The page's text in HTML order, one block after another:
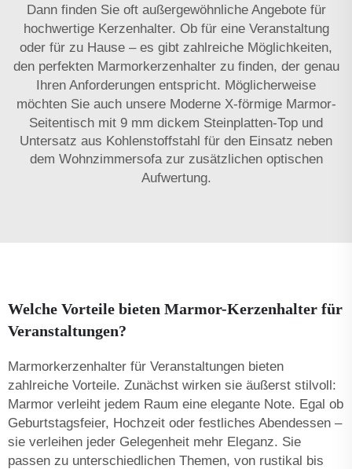
Dann finden Sie oft außergewöhnliche Angebote für
hochwertige Kerzenhalter. Ob für eine Veranstaltung
oder für zu Hause – es gibt zahlreiche Möglichkeiten,
den perfekten Marmorkerzenhalter zu finden, der genau
Ihren Anforderungen entspricht. Möglicherweise
möchten Sie auch unsere Moderne X-förmige Marmor-
Seitentisch mit 9 mm dickem Steinplatten-Top und
Untersatz aus Kohlenstoffstahl für den Einsatz neben
dem Wohnzimmersofa zur zusätzlichen optischen
Aufwertung.
Welche Vorteile bieten Marmor-Kerzenhalter für
Veranstaltungen?
Marmorkerzenhalter für Veranstaltungen bieten
zahlreiche Vorteile. Zunächst wirken sie äußerst stilvoll:
Marmor verleiht jedem Raum eine elegante Note. Egal ob
Geburtstagsfeier, Hochzeit oder festliches Abendessen –
sie verleihen jeder Gelegenheit mehr Eleganz. Sie
passen zu unterschiedlichen Themen, von rustikal bis